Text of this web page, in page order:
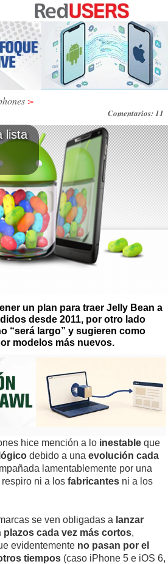
>
Comentarios: 11
/ 2012
lista
un plan para traer Jelly Bean a
desde 2011, por otro lado
“será largo” y sugieren como
modelos más nuevos.
hice mención a lo inestable que
debido a una evolución cada
lamentablemente por una
ni a los fabricantes ni a los
se ven obligadas a lanzar
cada vez más cortos,
evidentemente no pasan por el
tiempos (caso iPhone 5 e iOS 6,